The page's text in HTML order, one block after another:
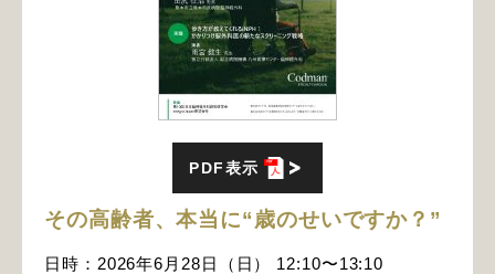
PDF表示
その高齢者、本当に“歳のせいですか？”
日時：2026年6月28日（日） 12:10〜13:10